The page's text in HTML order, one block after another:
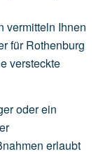
vermitteln Ihnen
für Rothenburg
versteckte
oder ein
erlaubt